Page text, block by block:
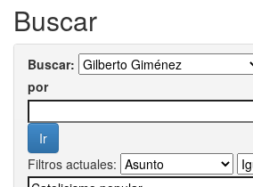
Buscar
Buscar:
por
Filtros actuales: